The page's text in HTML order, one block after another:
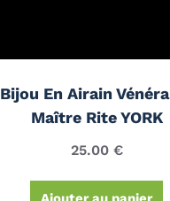
Bijou En Airain
Maître Rite YORK
25.00 €